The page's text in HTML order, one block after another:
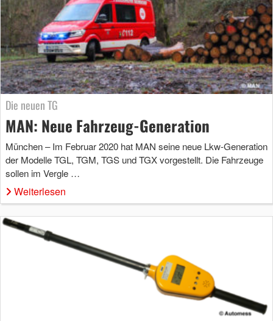
Die neuen TG
MAN: Neue Fahrzeug-Generation
München – Im Februar 2020 hat MAN seine neue Lkw-Generation
der Modelle TGL, TGM, TGS und TGX vorgestellt. Die Fahrzeuge
sollen im Vergle …
Weiterlesen